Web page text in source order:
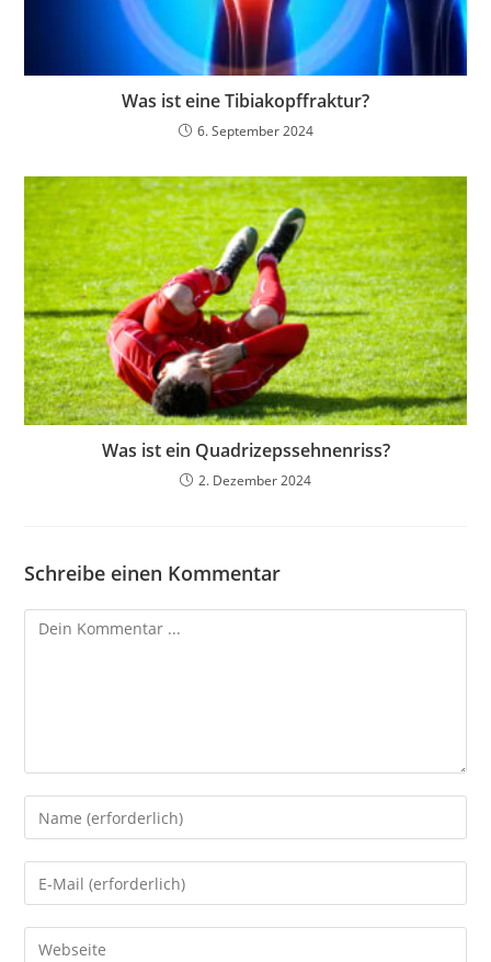
Was ist eine Tibiakopffraktur?
6. September 2024
Was ist ein Quadrizepssehnenriss?
2. Dezember 2024
Schreibe einen Kommentar